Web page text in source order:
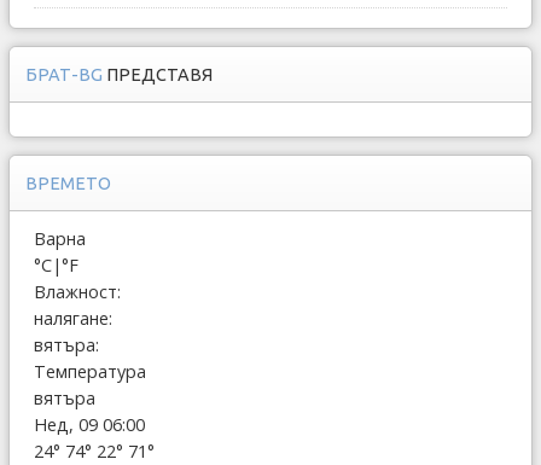
БРАТ-BG ПРЕДСТАВЯ
ВРЕМЕТО
Варна
°C|°F
Влажност:
налягане:
вятъра:
Температура
вятъра
Нед, 09 06:00
24° 74° 22° 71°